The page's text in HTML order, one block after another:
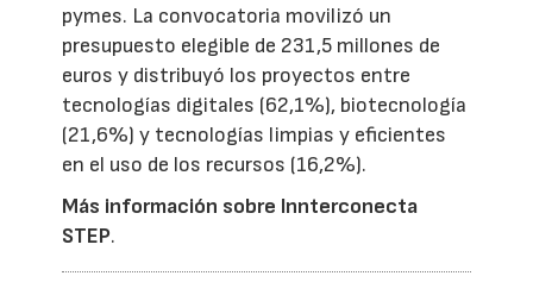
pymes. La convocatoria movilizó un
presupuesto elegible de 231,5 millones de
euros y distribuyó los proyectos entre
tecnologías digitales (62,1%), biotecnología
(21,6%) y tecnologías limpias y eficientes
en el uso de los recursos (16,2%).
Más información sobre Innterconecta
STEP.